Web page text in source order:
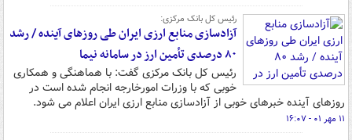
رئیس کل بانک مرکزی:
آزادسازی منابع ارزی ایران طی روزهای آینده / رشد
۸۰ درصدی تأمین ارز در سامانه نیما
رئیس کل بانک مرکزی گفت: با هماهنگی و همکاری
خوبی که با وزرات امورخارجه انجام شده است در
روزهای آینده خبرهای خوبی از آزادسازی منابع ارزی ایران اعلام می شود.
۱۱ مهر ۰۱ - ۱۶:۰۷